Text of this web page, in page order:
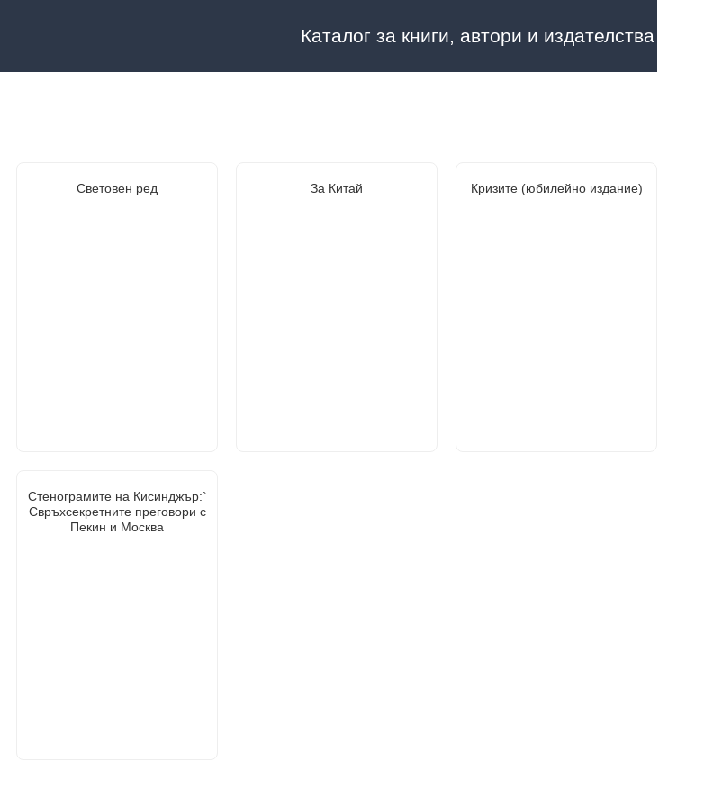
Каталог за книги, автори и издателства
Световен ред За Китай Кризите (юбилейно издание)
Стенограмите на Кисинджър:`
Свръхсекретните преговори с
Пекин и Москва